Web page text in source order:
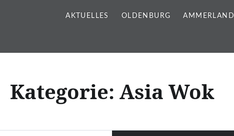
AKTUELLES OLDENBURG AMMERLAND
Kategorie: Asia Wok